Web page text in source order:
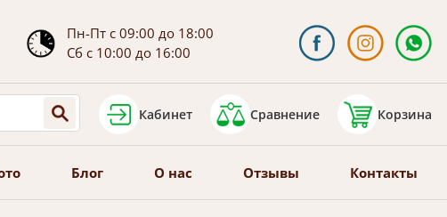
Пн-Пт с 09:00 до 18:00
Сб с 10:00 до 16:00
Кабинет Сравнение Корзина
Блог О нас Отзывы Контакты